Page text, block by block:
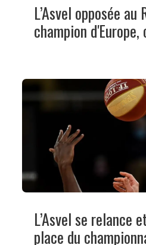
L’Asvel opposée
champion
L’Asvel se relance
place du